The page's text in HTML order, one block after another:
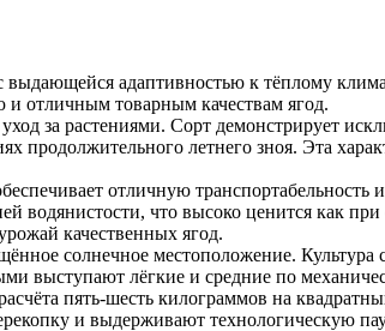
адаптивностью к тёплому
и отличным товарным качествам ягод.
за растениями. Сорт демонстрирует
продолжительного летнего зноя. Эта
отличную транспортабельность
водянистости, что высоко ценится как
качественных ягод.
солнечное местоположение. Культура
выступают лёгкие и средние по
пять-шесть килограммов на
и выдерживают технологическую